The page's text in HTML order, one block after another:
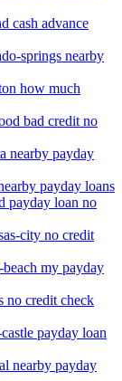
cash advance
springs nearby
how much
bad credit no
nearby payday
payday loans
payday loan no
city no credit
my payday
no credit check
payday loan
nearby payday